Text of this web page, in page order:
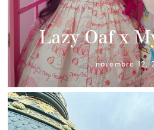
Lazy Oaf x
novembre 12,